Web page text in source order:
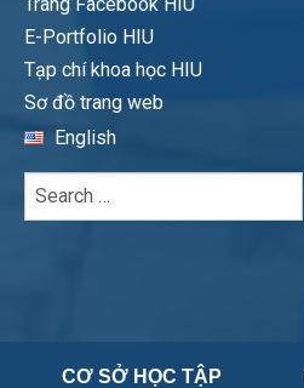
Trang Facebook HIU
E-Portfolio HIU
Tạp chí khoa học HIU
Sơ đồ trang web
English
CƠ SỞ HỌC TẬP